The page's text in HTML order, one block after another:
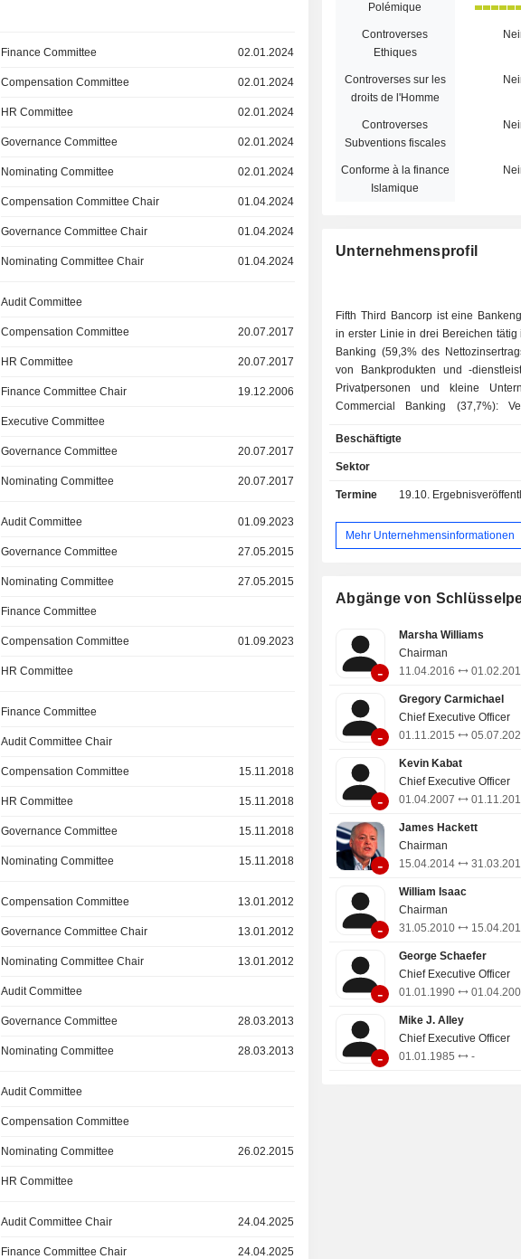
Finance Committee 02.01.2024
Compensation Committee 02.01.2024
HR Committee 02.01.2024
Governance Committee 02.01.2024
Nominating Committee 02.01.2024
Compensation Committee Chair 01.04.2024
Governance Committee Chair 01.04.2024
Nominating Committee Chair 01.04.2024
Audit Committee
Compensation Committee 20.07.2017
HR Committee 20.07.2017
Finance Committee Chair 19.12.2006
Executive Committee
Governance Committee 20.07.2017
Nominating Committee 20.07.2017
Audit Committee 01.09.2023
Governance Committee 27.05.2015
Nominating Committee 27.05.2015
Finance Committee
Compensation Committee 01.09.2023
HR Committee
Finance Committee
Audit Committee Chair
Compensation Committee 15.11.2018
HR Committee 15.11.2018
Governance Committee 15.11.2018
Nominating Committee 15.11.2018
Compensation Committee 13.01.2012
Governance Committee Chair 13.01.2012
Nominating Committee Chair 13.01.2012
Audit Committee
Governance Committee 28.03.2013
Nominating Committee 28.03.2013
Audit Committee
Compensation Committee
Nominating Committee 26.02.2015
HR Committee
Audit Committee Chair 24.04.2025
Finance Committee Chair 24.04.2025
Polémique
Controverses
Ethiques
Controverses sur les
droits de l'Homme
Controverses
Subventions fiscales
Conforme à la finance
Islamique
Unternehmensprofil
Fifth Third Bancorp ist eine
in erster Linie in drei Bereichen tätig ist: -
Banking (59,3% des
von Bankprodukten und -
Privatpersonen und kleine
Commercial Banking (37,7%):
dienstleistungen an mittlere
Unternehmen, staatliche
Anlageberatung,
Gruppe über 167,2 Milliarden
laufenden Einlagen und 117,6
1.089 Bankzentren in den
Beschäftigte
Sektor
Termine 19.10.
Mehr Unternehmensinformationen
Abgänge von
-
Marsha Williams
Chairman
11.04.2016
-
Gregory Carmichael
Chief Executive Officer
01.11.2015
-
Kevin Kabat
Chief Executive Officer
01.04.2007
-
James Hackett
Chairman
15.04.2014
-
William Isaac
Chairman
31.05.2010
-
George Schaefer
Chief Executive Officer
01.01.1990
-
Mike J. Alley
Chief Executive Officer
01.01.1985
-